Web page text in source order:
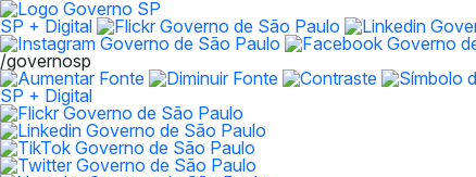
SP + Digital
/governosp
SP + Digital